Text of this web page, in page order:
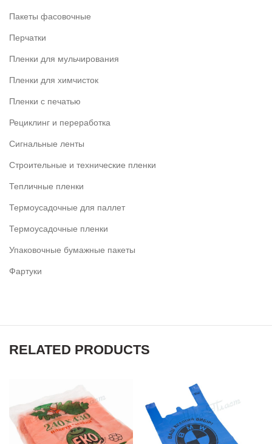
Пакеты фасовочные
Перчатки
Пленки для мульчирования
Пленки для химчисток
Пленки с печатью
Рециклинг и переработка
Сигнальные ленты
Строительные и технические пленки
Тепличные пленки
Термоусадочные для паллет
Термоусадочные пленки
Упаковочные бумажные пакеты
Фартуки
RELATED PRODUCTS